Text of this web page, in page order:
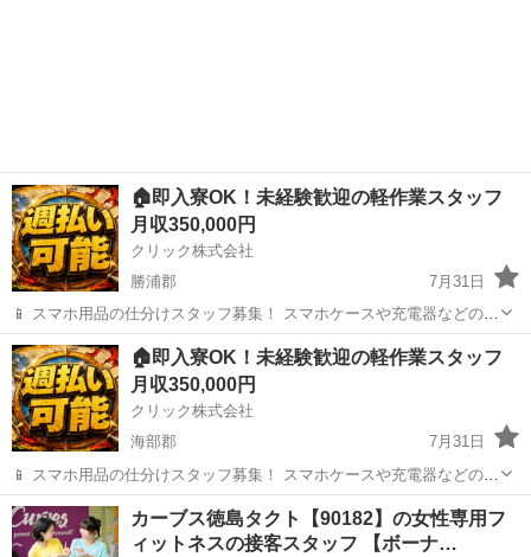
🏠即入寮OK！未経験歓迎の軽作業スタッフ
月収350,000円
クリック株式会社
勝浦郡
7月31日
📱 スマホ用品の仕分けスタッフ募集！ スマホケースや充電器などの仕
分け・検品を行うシンプルなお仕事です♪
━━━━━━━━━━━━━━━━ 📲 ご応募はこちら（24時間受付
中） https://lin.ee/...
徳島 勝浦郡 工場
🏠即入寮OK！未経験歓迎の軽作業スタッフ
月収350,000円
クリック株式会社
海部郡
7月31日
📱 スマホ用品の仕分けスタッフ募集！ スマホケースや充電器などの仕
分け・検品を行うシンプルなお仕事です♪
━━━━━━━━━━━━━━━━ 📲 ご応募はこちら（24時間受付
中） https://lin.ee/...
徳島 海部郡 工場
カーブス徳島タクト【90182】の女性専用フ
ィットネスの接客スタッフ 【ボーナ…